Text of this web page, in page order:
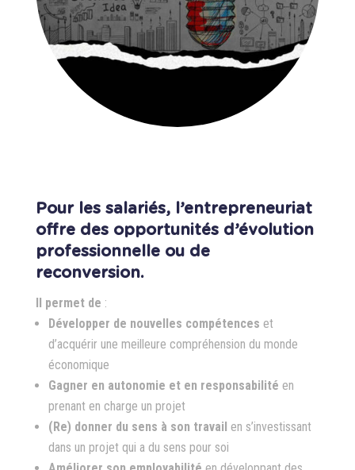
Pour les salariés, l’entrepreneuriat
offre des opportunités d’évolution
professionnelle ou de
reconversion.
Il permet de :
Développer de nouvelles compétences et
d’acquérir une meilleure compréhension du monde
économique
Gagner en autonomie et en responsabilité en
prenant en charge un projet
(Re) donner du sens à son travail en s’investissant
dans un projet qui a du sens pour soi